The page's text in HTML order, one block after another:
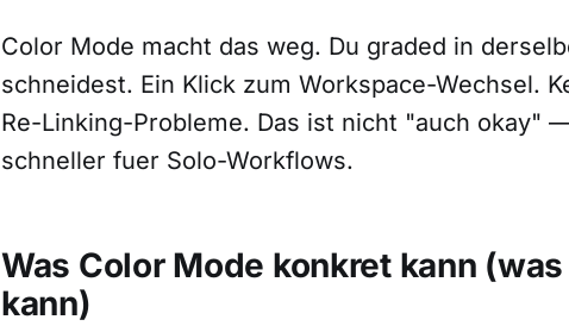
Color Mode macht das weg. Du graded in
schneidest. Ein Klick zum Workspace-Wechsel.
Re-Linking-Probleme. Das ist nicht "auch okay"
schneller fuer Solo-Workflows.
Was Color Mode konkret kann
kann)